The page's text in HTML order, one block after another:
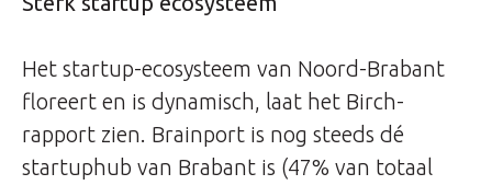
Het startup-ecosysteem van Noord-Brabant
floreert en is dynamisch, laat het Birch-
rapport zien. Brainport is nog steeds dé
startuphub van Brabant is (47% van totaal